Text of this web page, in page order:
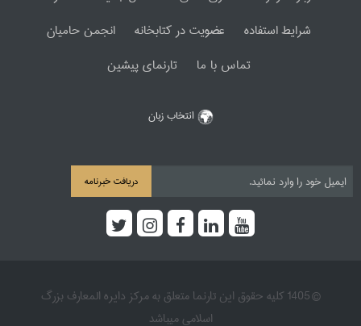
شرایط استفاده
عضویت در کتابخانه
انجمن حامیان
تماس با ما
تارنمای پیشین
انتخاب زبان
دریافت خبرنامه
© 1405 کلیه حقوق این تارنما متعلق به مرکز دایره المعارف بزرگ
اسلامی میباشد